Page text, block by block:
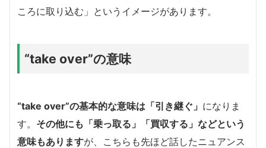
ころに取り込む」というイメージがあります。
“take over”の意味
“take over”の基本的な意味は「引き継ぐ」 になりま
す。 その他にも「乗っ取る」「買収する」などという
意味もありますが、こちらも先ほど話したニュアンス